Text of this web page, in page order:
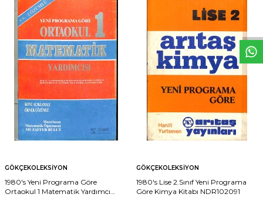
WhtsppDeseHatt
GÖKÇEKOLEKSIYON
1980's Yeni Programa Göre
Ortaokul 1 Matematik Yardımcı
GÖKÇEKOLEKSIYON
1980's Lise 2.Sınıf Yeni Programa
Göre Kimya Kitabı NDR102091